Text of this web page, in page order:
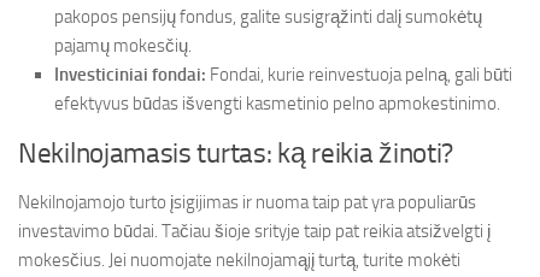
pakopos pensijų fondus, galite susigrąžinti dalį sumokėtų
pajamų mokesčių.
Investiciniai fondai: Fondai, kurie reinvestuoja pelną, gali būti
efektyvus būdas išvengti kasmetinio pelno apmokestinimo.
Nekilnojamasis turtas: ką reikia žinoti?
Nekilnojamojo turto įsigijimas ir nuoma taip pat yra populiarūs
investavimo būdai. Tačiau šioje srityje taip pat reikia atsižvelgti į
mokesčius. Jei nuomojate nekilnojamąjį turtą, turite mokėti